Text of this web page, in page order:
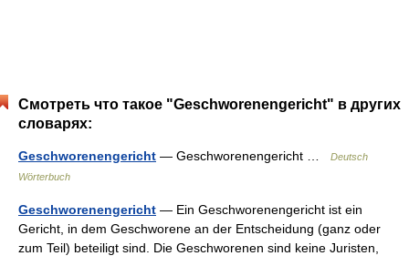
Смотреть что такое "Geschworenengericht" в других
словарях:
Geschworenengericht — Geschworenengericht …
Deutsch
Wörterbuch
Geschworenengericht — Ein Geschworenengericht ist ein
Gericht, in dem Geschworene an der Entscheidung (ganz oder
zum Teil) beteiligt sind. Die Geschworenen sind keine Juristen,